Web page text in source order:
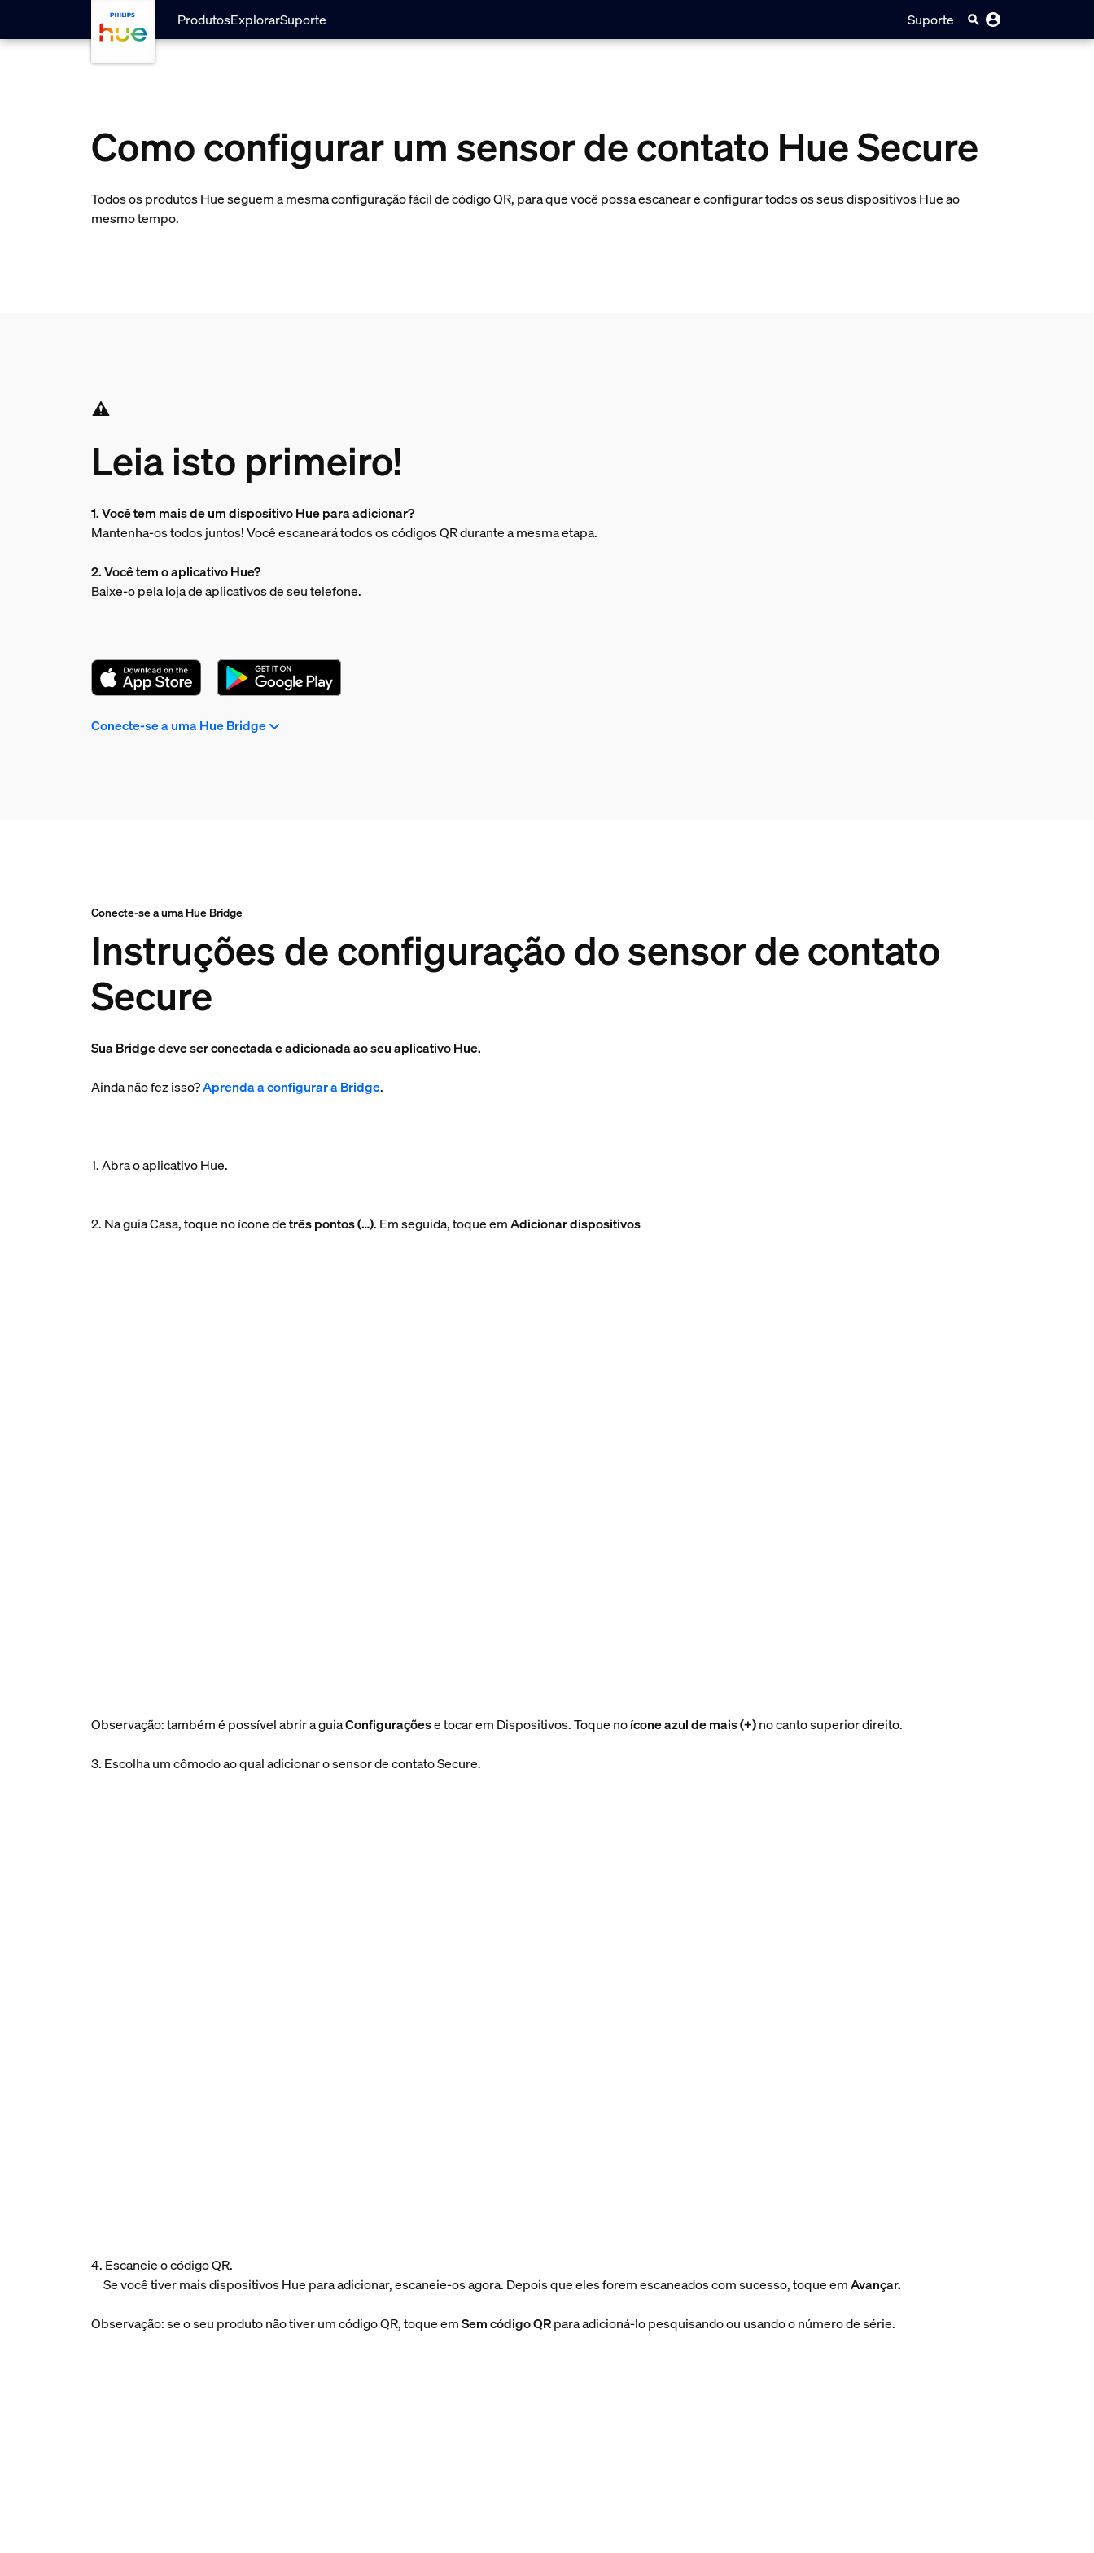
skip.to.main.content
ProdutosExplorarSuporte Suporte
Como configurar um sensor de contato Hue Secure
Todos os produtos Hue seguem a mesma configuração fácil de código QR, para que você possa escanear e configurar todos os seus dispositivos Hue ao
mesmo tempo.
Leia isto primeiro!
1. Você tem mais de um dispositivo Hue para adicionar?
Mantenha-os todos juntos! Você escaneará todos os códigos QR durante a mesma etapa.
2. Você tem o aplicativo Hue?
Baixe-o pela loja de aplicativos de seu telefone.
Conecte-se a uma Hue Bridge
Conecte-se a uma Hue Bridge
Instruções de configuração do sensor de contato
Secure
Sua Bridge deve ser conectada e adicionada ao seu aplicativo Hue.
Ainda não fez isso?Aprenda a configurar a Bridge.
1. Abra o aplicativo Hue.
2. Na guia Casa, toque no ícone detrês pontos (…). Em seguida, toque emAdicionar dispositivos
Observação: também é possível abrir a guiaConfiguraçõese tocar em Dispositivos. Toque noícone azul de mais (+)no canto superior direito.
3. Escolha um cômodo ao qual adicionar o sensor de contato Secure.
4. Escaneie o código QR.
Se você tiver mais dispositivos Hue para adicionar, escaneie-os agora. Depois que eles forem escaneados com sucesso, toque emAvançar.
Observação: se o seu produto não tiver um código QR, toque emSem código QRpara adicioná-lo pesquisando ou usando o número de série.